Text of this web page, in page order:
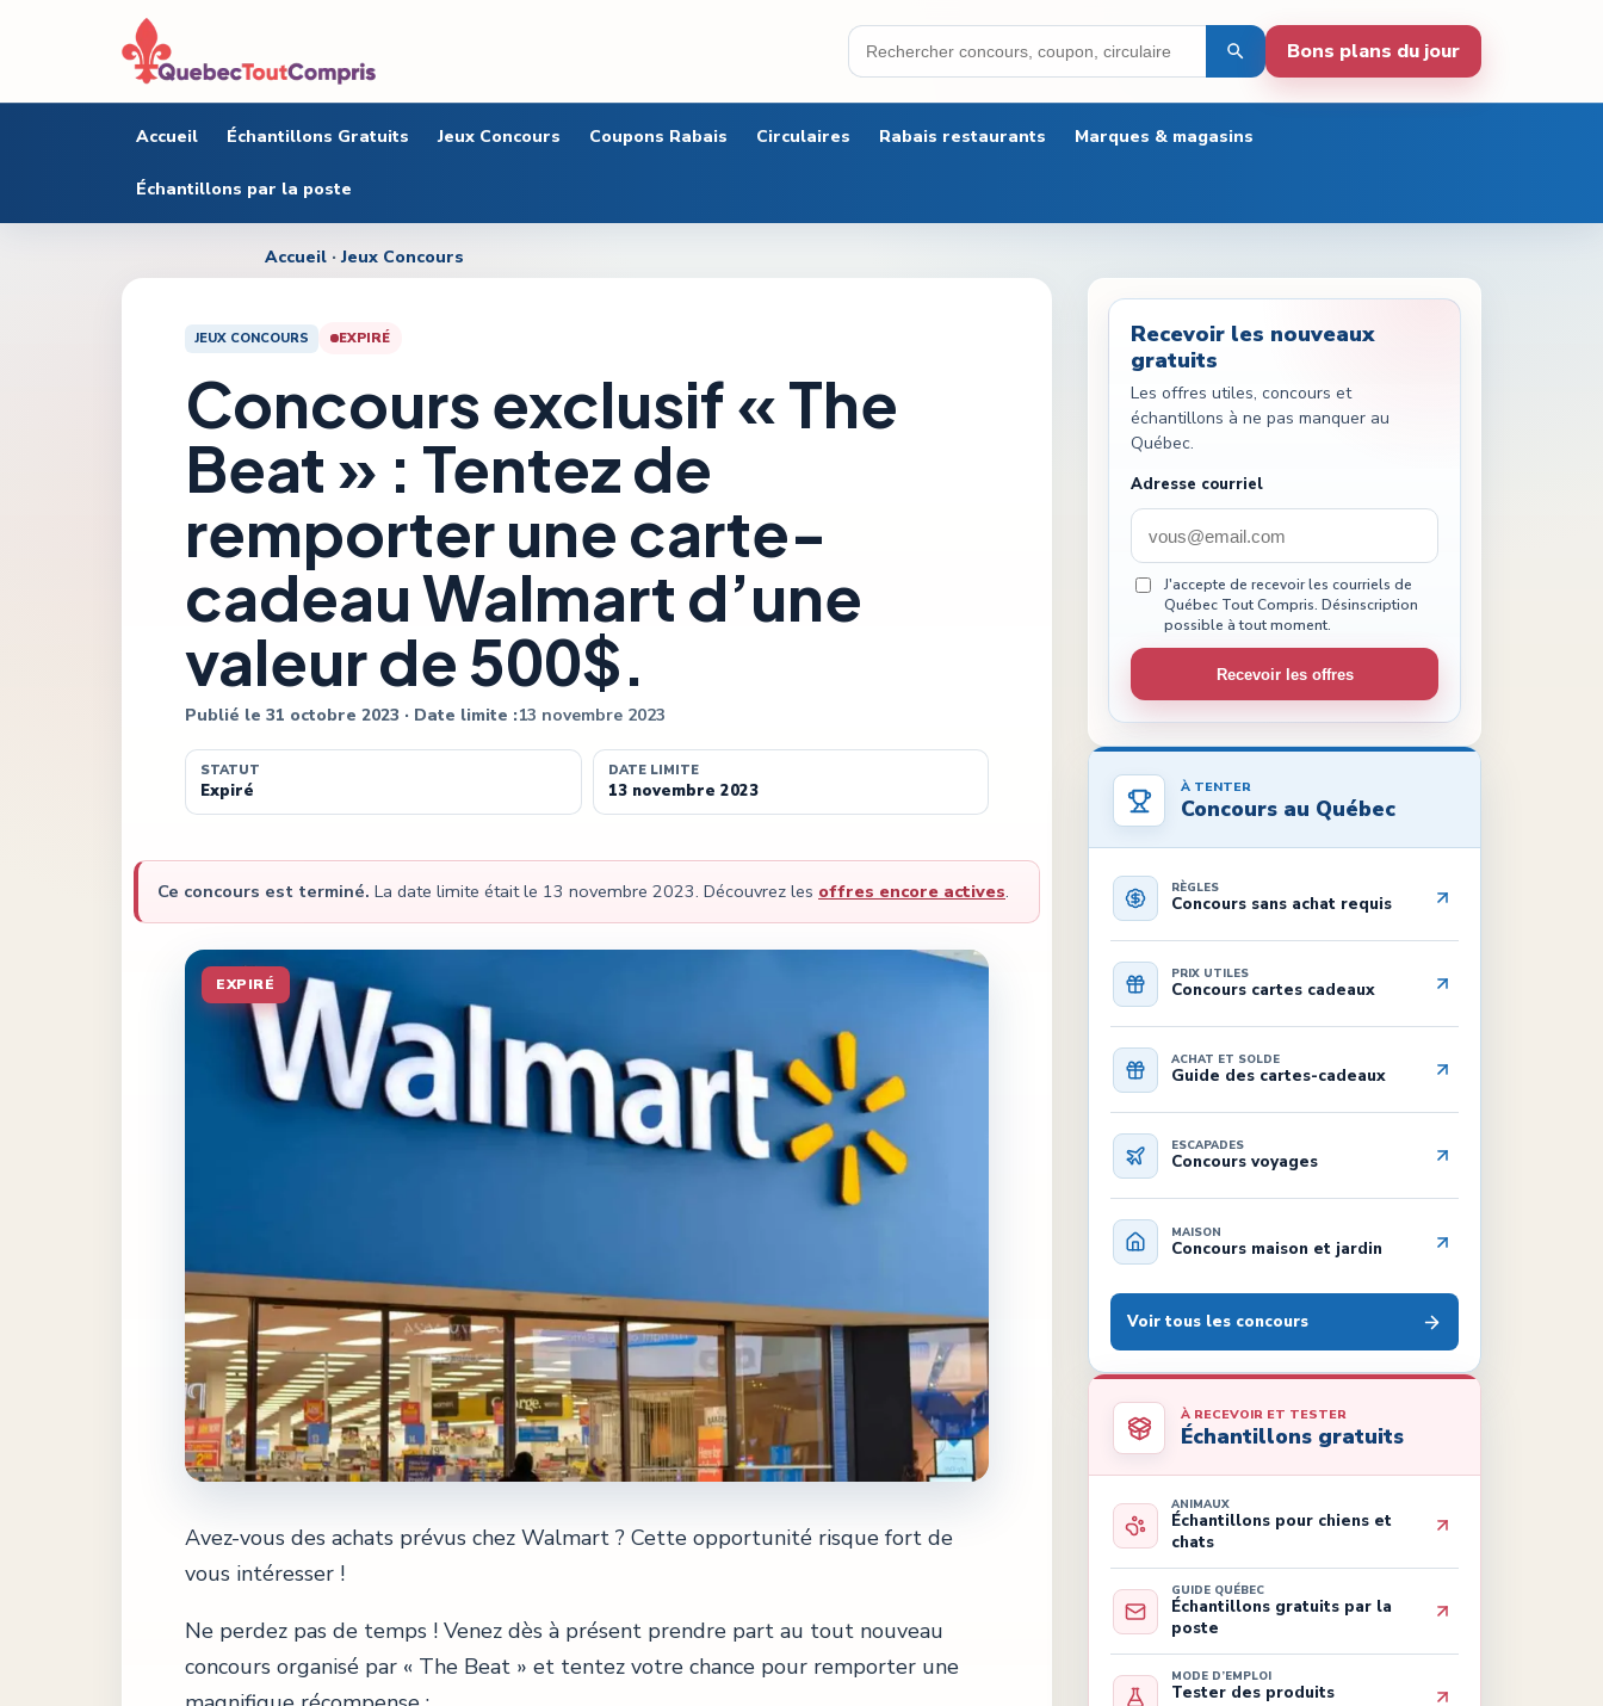
Bons plans du jour
Accueil Échantillons Gratuits Jeux Concours Coupons Rabais Circulaires Rabais restaurants Marques & magasins
Échantillons par la poste
Accueil ·Jeux Concours
JEUX CONCOURS EXPIRÉ
Concours exclusif « The
Beat » : Tentez de
remporter une carte-
cadeau Walmart d’une
valeur de 500$.
Publié le 31 octobre 2023 · Date limite :13 novembre 2023
STATUT
Expiré
DATE LIMITE
13 novembre 2023
Ce concours est terminé. La date limite était le 13 novembre 2023. Découvrez les offres encore actives.
EXPIRÉ
Avez-vous des achats prévus chez Walmart ? Cette opportunité risque fort de
vous intéresser !
Ne perdez pas de temps ! Venez dès à présent prendre part au tout nouveau
concours organisé par « The Beat » et tentez votre chance pour remporter une
Recevoir les nouveaux
gratuits
Les offres utiles, concours et
échantillons à ne pas manquer au
Québec.
Adresse courriel
J'accepte de recevoir les courriels de
Québec Tout Compris. Désinscription
possible à tout moment.
Recevoir les offres
À TENTER
Concours au Québec
RÈGLES
Concours sans achat requis
PRIX UTILES
Concours cartes cadeaux
ACHAT ET SOLDE
Guide des cartes-cadeaux
ESCAPADES
Concours voyages
MAISON
Concours maison et jardin
Voir tous les concours
À RECEVOIR ET TESTER
Échantillons gratuits
ANIMAUX
Échantillons pour chiens et
chats
GUIDE QUÉBEC
Échantillons gratuits par la
poste
MODE D’EMPLOI
Tester des produits